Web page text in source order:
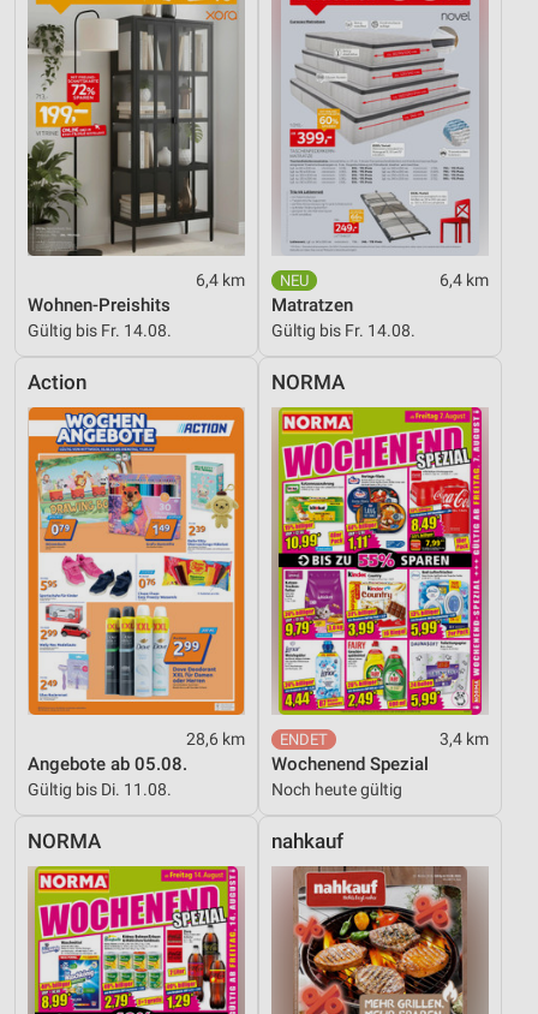
6,4 km
Wohnen-Preishits
Gültig bis Fr. 14.08.
6,4 km
Matratzen
Gültig bis Fr. 14.08.
Action
28,6 km
Angebote ab 05.08.
Gültig bis Di. 11.08.
NORMA
3,4 km
Wochenend Spezial
Noch heute gültig
NORMA nahkauf